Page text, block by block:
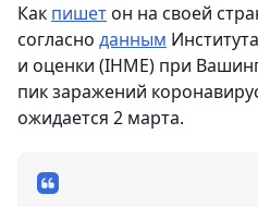
Как пишетон на своей
согласно данным
и оценки (IHME) при
пик заражений
ожидается 2 марта.